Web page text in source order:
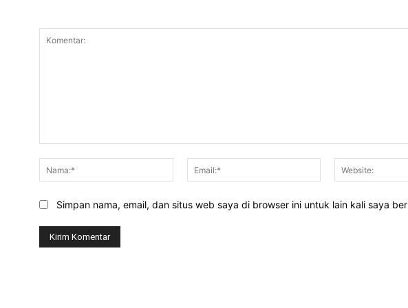
Nama:*
Email:*
Simpan nama, email, dan situs web saya di browser ini untuk lain kali saya